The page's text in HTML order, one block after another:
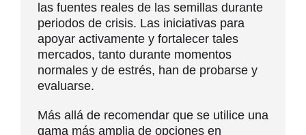
las fuentes reales de las semillas durante
periodos de crisis. Las iniciativas para
apoyar activamente y fortalecer tales
mercados, tanto durante momentos
normales y de estrés, han de probarse y
evaluarse.
Más allá de recomendar que se utilice una
gama más amplia de opciones en